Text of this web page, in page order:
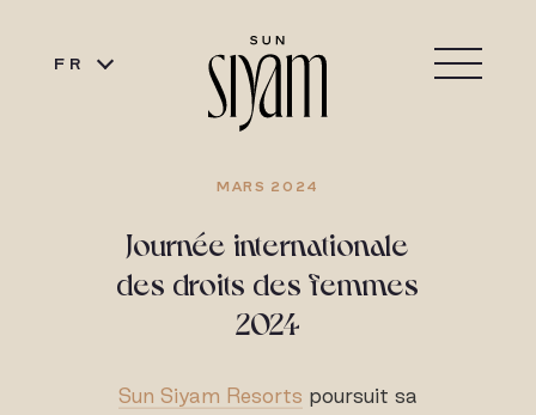
FR
MARS 2024
Journée internationale
des droits des femmes
2024
Sun Siyam Resorts poursuit sa